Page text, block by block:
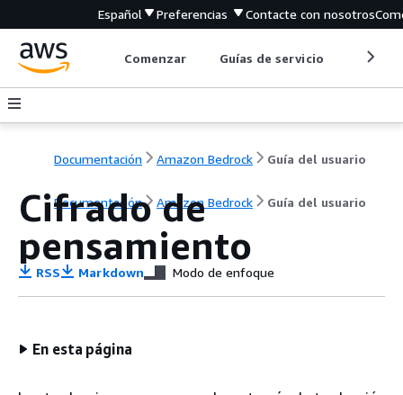
Español Preferencias Contacte con nosotros
Comenzar Guías de servicio
Documentación Amazon Bedrock Guía del usuario
Documentación Amazon Bedrock Guía del usuario
Cifrado de
pensamiento
RSS Markdown Modo de enfoque
En esta página